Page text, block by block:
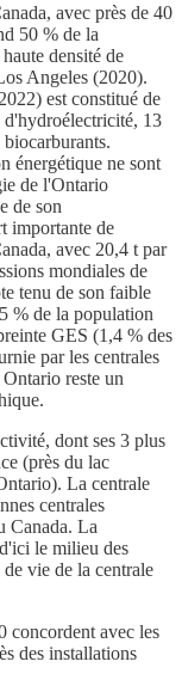
avec près de 40
50 % de la
densité de
Angeles (2020).
est constitué de
d'hydroélectricité, 13
énergétique ne sont
de l'Ontario
de son
importante de
avec 20,4 t par
mondiales de
tenu de son faible
% de la population
GES (1,4 % des
par les centrales
reste un
dont ses 3 plus
(près du lac
La centrale
centrales
Canada. La
le milieu des
vie de la centrale
concordent avec les
des installations